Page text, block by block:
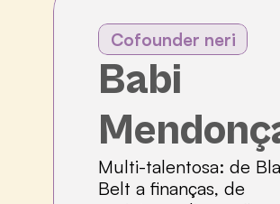
Babi
Cofounder neri
Multi-talentosa: de
Belt a finanças, de